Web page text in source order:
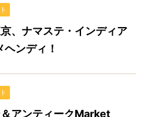
、ナマステ・インディア
ンディ！
アンティークMarket